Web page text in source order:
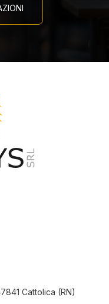
Cattolica (RN)